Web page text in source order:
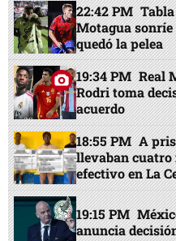
22:42 PM
Motagua
quedó la pelea
19:34 PM Real
Rodri toma
acuerdo
18:55 PM A
llevaban cuatro
efectivo en La
19:15 PM
anuncia